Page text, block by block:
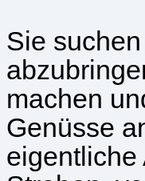
Sie
machen
Genüsse
eigentliche